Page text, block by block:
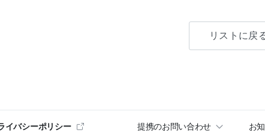
リストに戻
イバシーポリシー 提携のお問い合わせ お